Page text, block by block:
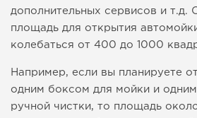
дополнительных сервисов и т.д.
площадь для открытия
колебаться от 400 до 1000
Например, если вы планируете
одним боксом для мойки и
ручной чистки, то площадь